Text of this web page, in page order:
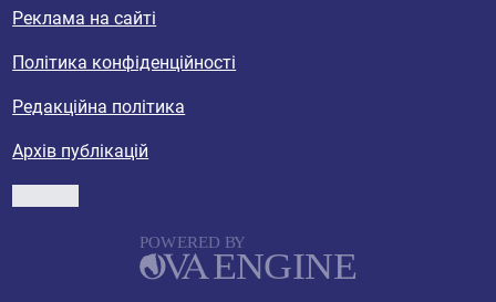
Реклама на сайті
Політика конфіденційності
Редакційна політика
Архів публікацій